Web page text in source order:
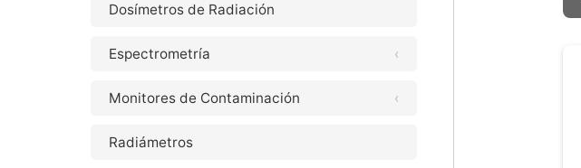
Dosímetros de Radiación
Espectrometría ‹
Monitores de Contaminación ‹
Radiámetros